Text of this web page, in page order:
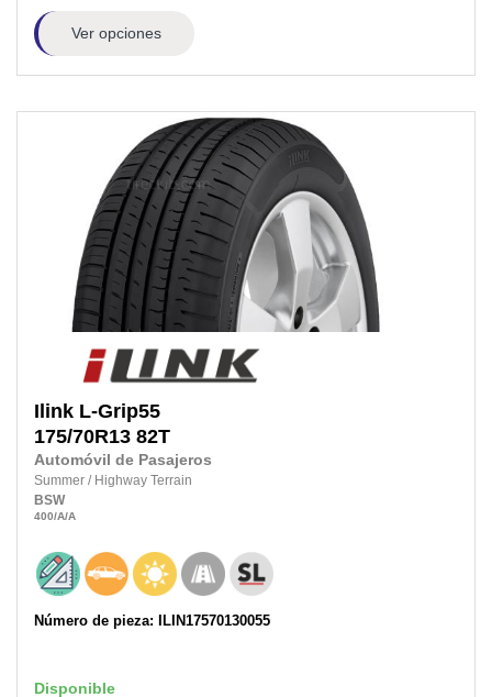
Ver opciones
Ilink L-Grip55
175/70R13 82T
Automóvil de Pasajeros
Summer / Highway Terrain
BSW
400/A/A
Número de pieza: ILIN17570130055
Disponible